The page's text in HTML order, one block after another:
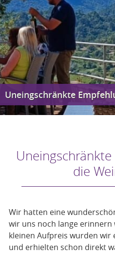
Uneingschränkte
die
Wir hatten eine
wir uns noch lange erinnern
kleinen Aufpreis wurden wir
und erhielten schon direkt